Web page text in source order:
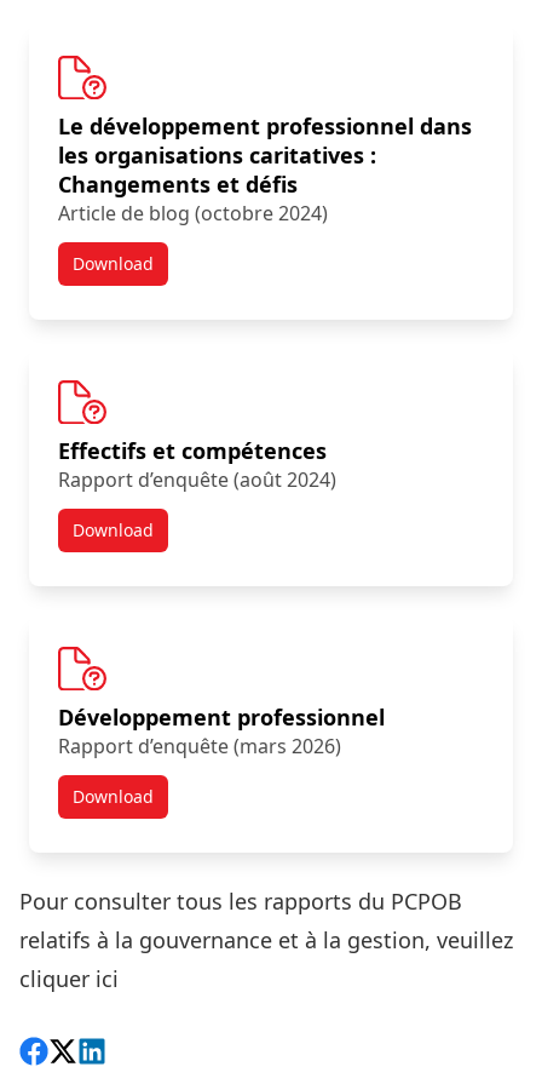
Le développement professionnel dans
les organisations caritatives :
Changements et défis
Article de blog (octobre 2024)
DownloadRésultats d’une nouvelle enquête :
Effectifs et compétences
Rapport d’enquête (août 2024)
DownloadRésultats d’une nouvelle enquête :
Développement professionnel
Rapport d’enquête (mars 2026)
DownloadRésultats d’une nouvelle enquête :
Pour consulter tous les rapports du PCPOB
relatifs à la gouvernance et à la gestion, veuillez
cliquer ici
Share on Facebook
Follow on X
View on LinkedIn